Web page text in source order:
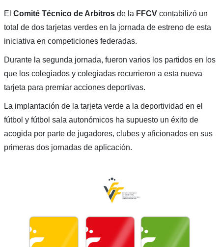
El Comité Técnico de Arbitrosde la FFCVcontabilizó un
total de dos tarjetas verdes en la jornada de estreno de esta
iniciativa en competiciones federadas.
Durante la segunda jornada, fueron varios los partidos en los
que los colegiados y colegiadas recurrieron a esta nueva
tarjeta para premiar acciones deportivas.
La implantación de la tarjeta verde a la deportividad en el
fútbol y fútbol sala autonómicos ha supuesto un éxito de
acogida por parte de jugadores, clubes y aficionados en sus
primeras dos jornadas de aplicación.